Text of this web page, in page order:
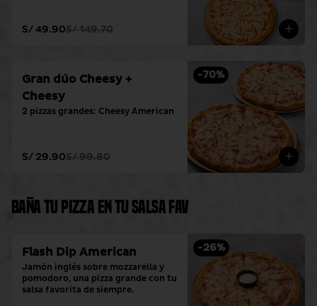
S/ 49.90S/ 149.70
-70%
Gran dúo Cheesy +
Cheesy
2 pizzas grandes: Cheesy American
S/ 29.90S/ 99.80
Baña tu pizza en tu salsa fav
-26%
Flash Dip American
Jamón inglés sobre mozzarella y
pomodoro, una pizza grande con tu
salsa favorita de siempre.